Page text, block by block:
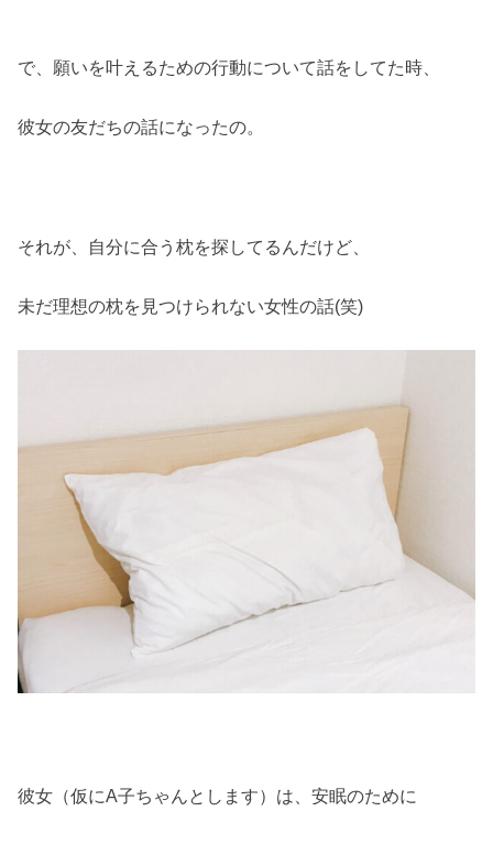
で、願いを叶えるための行動について話をしてた時、
彼女の友だちの話になったの。
それが、自分に合う枕を探してるんだけど、
未だ理想の枕を見つけられない女性の話(笑)
彼女（仮にA子ちゃんとします）は、安眠のために